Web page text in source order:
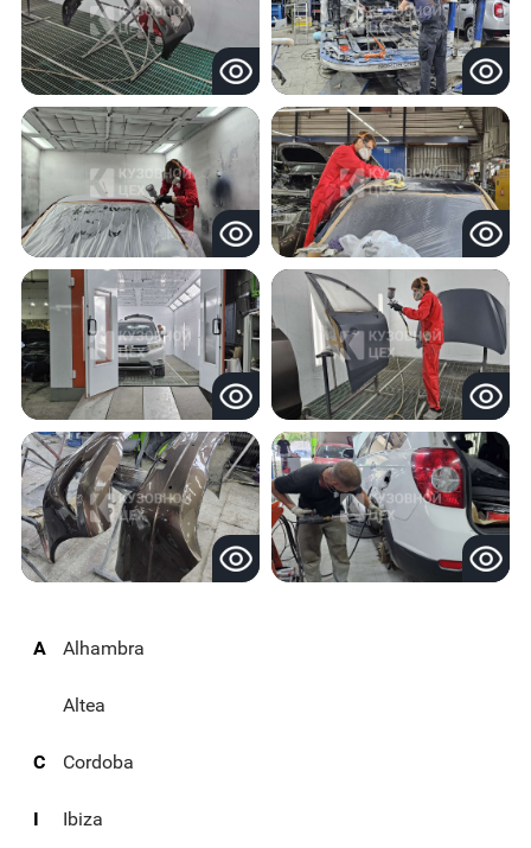
A Alhambra
Altea
C Cordoba
I Ibiza